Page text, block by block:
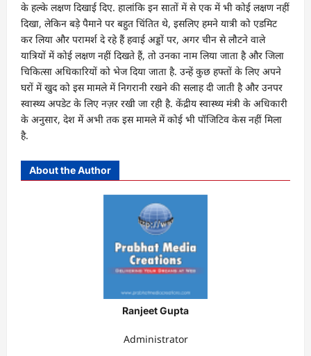
के हल्के लक्षण दिखाई दिए. हालांकि इन सातों में से एक में भी कोई लक्षण नहीं
दिखा, लेकिन बड़े पैमाने पर बहुत चिंतित थे, इसलिए हमने यात्री को एडमिट
कर लिया और परामर्श दे रहे हैं हवाई अड्डों पर, अगर चीन से लौटने वाले
यात्रियों में कोई लक्षण नहीं दिखते हैं, तो उनका नाम लिया जाता है और जिला
चिकित्सा अधिकारियों को भेज दिया जाता है. उन्हें कुछ हफ्तों के लिए अपने
घरों में खुद को इस मामले में निगरानी रखने की सलाह दी जाती है और उनपर
स्वास्थ्य अपडेट के लिए नज़र रखी जा रही है. केंद्रीय स्वास्थ्य मंत्री के अधिकारी
के अनुसार, देश में अभी तक इस मामले में कोई भी पॉजिटिव केस नहीं मिला
है.
About the Author
Ranjeet Gupta
Administrator